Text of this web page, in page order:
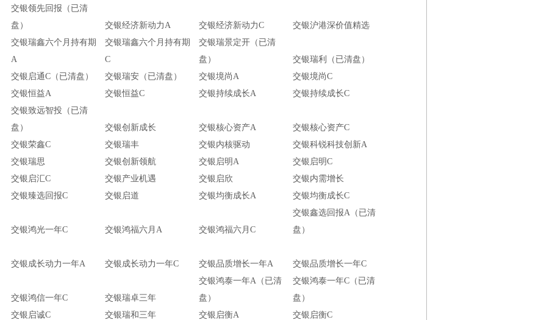
交银领先回报（已清
盘）
交银经济新动力A 交银经济新动力C 交银沪港深价值精选
交银瑞鑫六个月持有期
A
交银瑞鑫六个月持有期
C
交银瑞景定开（已清
盘）
交银瑞利（已清盘）
交银启通C（已清盘） 交银瑞安（已清盘） 交银境尚A
交银境尚C
交银恒益A 交银恒益C 交银持续成长A 交银持续成长C
交银致远智投（已清
盘）
交银创新成长 交银核心资产A
交银核心资产C
交银荣鑫C 交银瑞丰 交银内核驱动
交银科锐科技创新A
交银瑞思 交银创新领航 交银启明A
交银启明C
交银启汇C 交银产业机遇 交银启欣
交银内需增长
交银臻选回报C 交银启道 交银均衡成长A 交银均衡成长C
交银鸿光一年C 交银鸿福六月A 交银鸿福六月C
交银鑫选回报A（已清
盘）
交银成长动力一年A 交银成长动力一年C 交银品质增长一年A 交银品质增长一年C
交银鸿信一年C 交银瑞卓三年
交银鸿泰一年A（已清
盘）
交银鸿泰一年C（已清
盘）
交银启诚C 交银瑞和三年 交银启衡A
交银启衡C